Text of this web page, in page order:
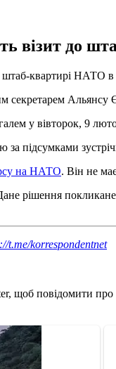
візит до
квартирі НАТО
секретарем
у вівторок, 9
підсумками
на НАТО. Він не
рішення
t.me/korrespondentnet
щоб повідомити